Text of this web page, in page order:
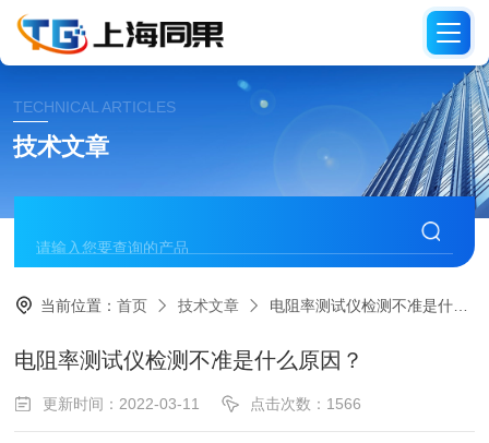
TECHNICAL ARTICLES
技术文章
当前位置：首页 技术文章 电阻率测试仪检测不准是什么原因？
电阻率测试仪检测不准是什么原因？
更新时间：2022-03-11 点击次数：1566